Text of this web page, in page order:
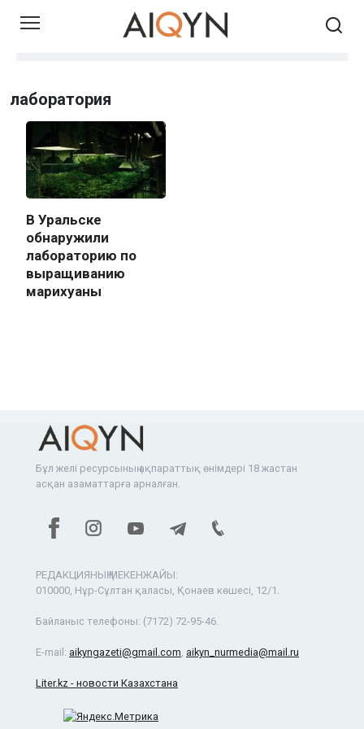
Skip
лаборатория
В Уральске
обнаружили
лабораторию по
выращиванию
марихуаны
Бұл желі ресурсының ақпараттық өнімдері 18 жастан
асқан азаматтарға арналған.
РЕДАКЦИЯНЫҢ МЕКЕНЖАЙЫ:
010000, Нұр-Сұлтан қаласы, Қонаев көшесі, 12/1.
Байланыс телефоны: (7172) 72-95-46.
E-mail: aikyngazeti@gmail.com aikyn_nurmedia@mail.ru
Liter.kz - новости Казахстана